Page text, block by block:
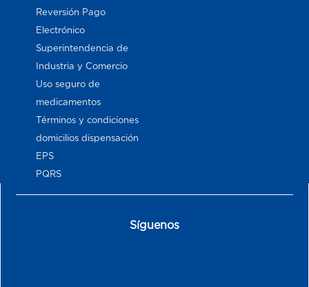
Reversión Pago
Electrónico
Superintendencia de
Industria y Comercio
Uso seguro de
medicamentos
Términos y condiciones
domicilios dispensación
EPS
PQRS
Síguenos